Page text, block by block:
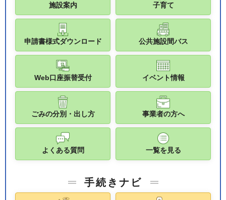
施設案内 子育て
申請書様式ダウンロード 公共施設間バス
Web口座振替受付 イベント情報
ごみの分別・出し方 事業者の方へ
よくある質問 一覧を見る
手続きナビ